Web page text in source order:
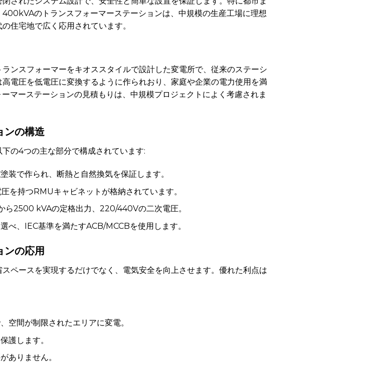
のトランスフォーマーステーションは、中規模の生産工場に理想
住宅地で広く応用されています。
ンスフォーマーをキオススタイルで設計した変電所で、従来のステーシ
電圧を低電圧に変換するように作られおり、家庭や企業の電力使用を満
マーステーションの見積もりは、中規模プロジェクトによく考慮されま
ンの構造
の4つの主な部分で構成されています:
装で作られ、断熱と自然換気を保証します。
を持つRMUキャビネットが格納されています。
ら2500 kVAの定格出力、220/440Vの二次電圧。
べ、IEC基準を満たすACB/MCCBを使用します。
ンの応用
ペースを実現するだけでなく、電気安全を向上させます。優れた利点は
空間が制限されたエリアに変電。
護します。
ありません。